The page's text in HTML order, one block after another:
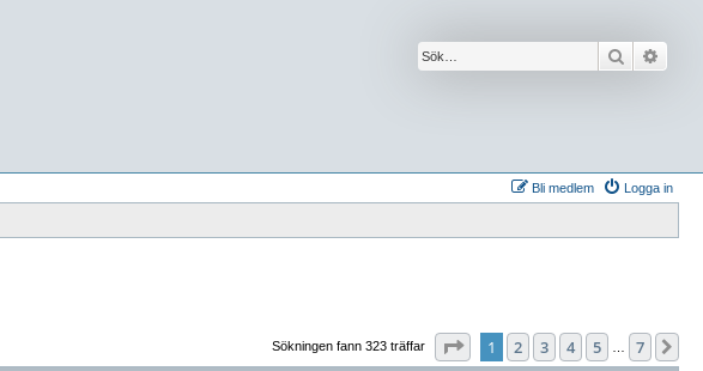
Sök
Logga in
Bli medlem
Sökningen fann 323 träffar Sida av 7
1 2 3 4 5 7